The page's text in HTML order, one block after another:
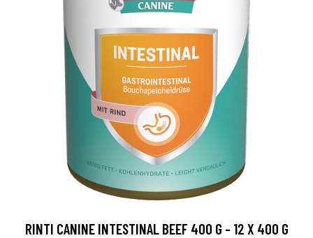
RINTI CANINE INTESTINAL BEEF 400 G - 12 X 400 G